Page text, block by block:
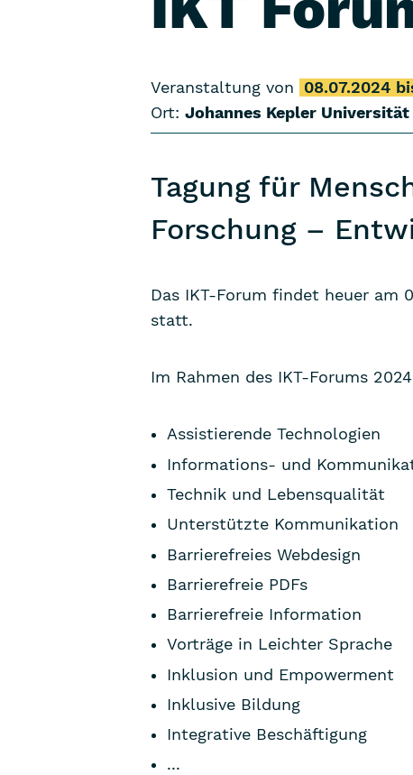
Veranstaltung von
08.07.2024
Ort:Johannes Kepler Universität
Tagung für
Forschung –
Das IKT-Forum findet heuer am
statt.
Im Rahmen des IKT-Forums
Assistierende Technologien
Informations- und
Technik und Lebensqualität
Unterstützte Kommunikation
Barrierefreies Webdesign
Barrierefreie PDFs
Barrierefreie Information
Vorträge in Leichter Sprache
Inklusion und Empowerment
Inklusive Bildung
Integrative Beschäftigung
...